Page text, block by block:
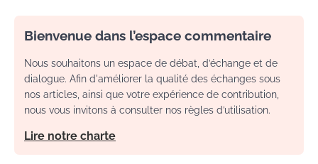
Bienvenue dans l’espace commentaire
Nous souhaitons un espace de débat, d’échange et de
dialogue. Afin d'améliorer la qualité des échanges sous
nos articles, ainsi que votre expérience de contribution,
nous vous invitons à consulter nos règles d’utilisation.
Lire notre charte